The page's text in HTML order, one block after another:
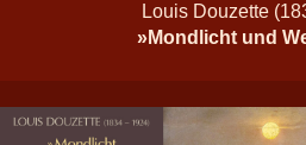
Louis Douzette
»Mondlicht und